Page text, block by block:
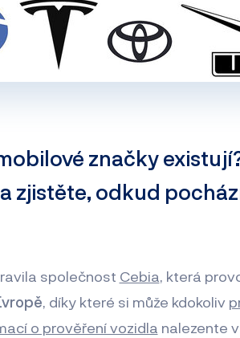
značky
zjistěte, odkud
společnost Cebia, která
, díky které si může kdokoliv
o prověření vozidla nalezente